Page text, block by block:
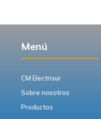
Menú
CM Electrisur
Sobre nosotros
Productos